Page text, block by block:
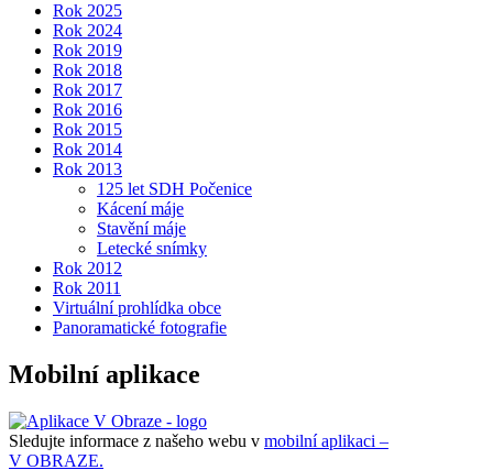
Rok 2025
Rok 2024
Rok 2019
Rok 2018
Rok 2017
Rok 2016
Rok 2015
Rok 2014
Rok 2013
125 let SDH Počenice
Kácení máje
Stavění máje
Letecké snímky
Rok 2012
Rok 2011
Virtuální prohlídka obce
Panoramatické fotografie
Mobilní aplikace
Sledujte informace z našeho webu v mobilní aplikaci –
V OBRAZE.